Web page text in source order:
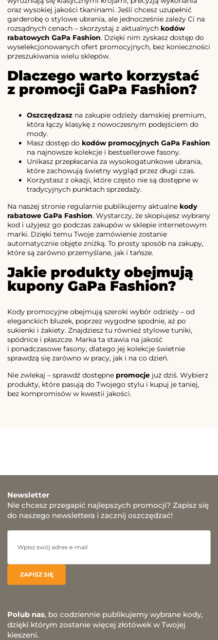
oraz wysokiej jakości tkaninami. Jeśli chcesz uzupełnić
garderobę o stylowe ubrania, ale jednocześnie zależy Ci na
rozsądnych cenach – skorzystaj z aktualnych kodów
rabatowych GaPa Fashion. Dzięki nim zyskasz dostęp do
wyselekcjonowanych ofert promocyjnych, bez konieczności
przeszukiwania wielu sklepów.
Dlaczego warto korzystać
z promocji GaPa Fashion?
Oszczędzasz na zakupie odzieży damskiej premium,
która łączy klasykę z nowoczesnym podejściem do
mody.
Masz dostęp do kodów promocyjnych GaPa Fashion
na najnowsze kolekcje i bestsellerowe fasony.
Unikasz przepłacania za wysokogatunkowe ubrania,
które zachowują świetny wygląd przez długi czas.
Korzystasz z okazji, które często nie są dostępne w
tradycyjnych punktach sprzedaży.
Na naszej stronie regularnie publikujemy aktualne kody
rabatowe GaPa Fashion. Wystarczy, że skopiujesz wybrany
kod i użyjesz go podczas zakupów w sklepie internetowym
marki. Dzięki temu Twoje zamówienie zostanie
automatycznie objęte zniżką. To prosty sposób na zakupy,
które są zarówno przemyślane, jak i tańsze.
Jakie produkty obejmują
kupony GaPa Fashion?
Kody promocyjne obejmują szeroki wybór odzieży – od
eleganckich bluzek, poprzez wygodne spodnie, aż po
sukienki i żakiety. Znajdziesz tu również stylowe tuniki,
spódnice i płaszcze. Marka ta stawia na jakość
i ponadczasowe fasony, dlatego jej kolekcje świetnie
sprawdzą się zarówno w pracy, jak i na co dzień.
Nie zwlekaj – sprawdź dostępne promocje już dziś. Wybierz
produkty, które pasują do Twojego stylu i kupuj je taniej,
bez kompromisów w kwestii jakości.
Newsletter
Nie chcesz przegapić najlepszych promocji? Zapisz się
do naszego newslettera i zacznij oszczędzać!
Polub nas, bo codziennie publikujemy wybrane kody,
dzięki którym zostanie więcej złotówek w Twojej
kieszeni.